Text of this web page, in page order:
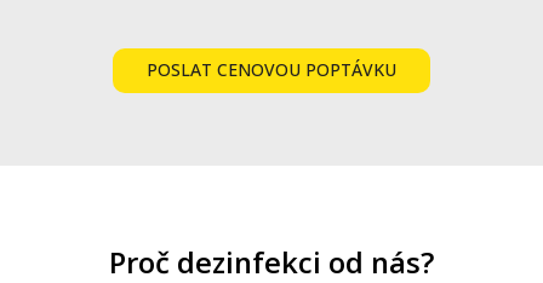
POSLAT CENOVOU POPTÁVKU
Proč dezinfekci od nás?